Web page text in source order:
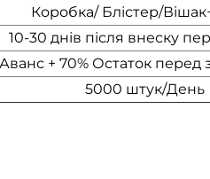
Коробка/ Блістер/
10-30 днів після внеску
+ 70% Остаток
5000 штук/День